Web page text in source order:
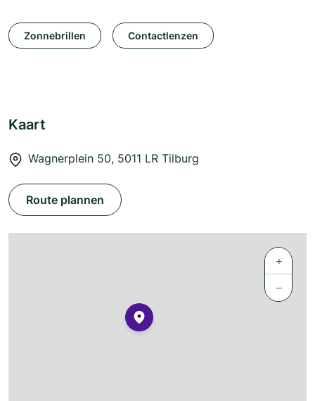
Zonnebrillen Contactlenzen
Kaart
Wagnerplein 50, 5011 LR Tilburg
Route plannen
+
−